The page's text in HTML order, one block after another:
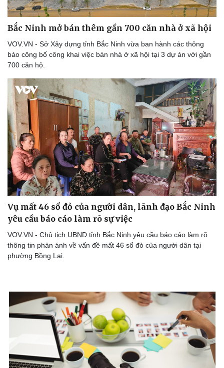
Sức khỏe
Dinh dưỡng - món ngon
Cây thuốc
Nam khoa
Làm đẹp - giảm cân
Phòng mạch online
Ăn sạch sống khỏe
Đời sống
Bắc Ninh mở bán thêm gần 700 căn nhà ở xã hội
VOV.VN - Sở Xây dựng tỉnh Bắc Ninh vừa ban hành các thông
báo công bố công khai việc bán nhà ở xã hội tại 3 dự án với gần
700 căn hộ.
Vụ mất 46 sổ đỏ của người dân, lãnh đạo Bắc Ninh
yêu cầu báo cáo làm rõ sự việc
VOV.VN - Chủ tịch UBND tỉnh Bắc Ninh yêu cầu báo cáo làm rõ
thông tin phản ánh về vấn đề mất 46 sổ đỏ của người dân tại
phường Bồng Lai.